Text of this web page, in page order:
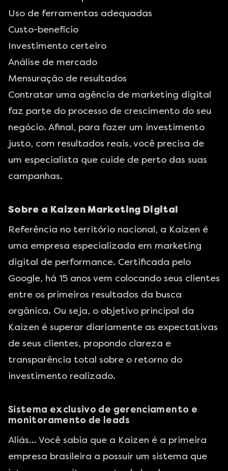
Uso de ferramentas adequadas
Custo-benefício
Investimento certeiro
Análise de mercado
Mensuração de resultados
Contratar uma agência de marketing digital
faz parte do processo de crescimento do seu
negócio. Afinal, para fazer um investimento
justo, com resultados reais, você precisa de
um especialista que cuide de perto das suas
campanhas.
Sobre a Kaizen Marketing Digital
Referência no território nacional, a Kaizen é
uma empresa especializada em marketing
digital de performance. Certificada pelo
Google, há 15 anos vem colocando seus clientes
entre os primeiros resultados da busca
orgânica. Ou seja, o objetivo principal da
Kaizen é superar diariamente as expectativas
de seus clientes, propondo clareza e
transparência total sobre o retorno do
investimento realizado.
Sistema exclusivo de gerenciamento e
monitoramento de leads
Aliás… Você sabia que a Kaizen é a primeira
empresa brasileira a possuir um sistema que